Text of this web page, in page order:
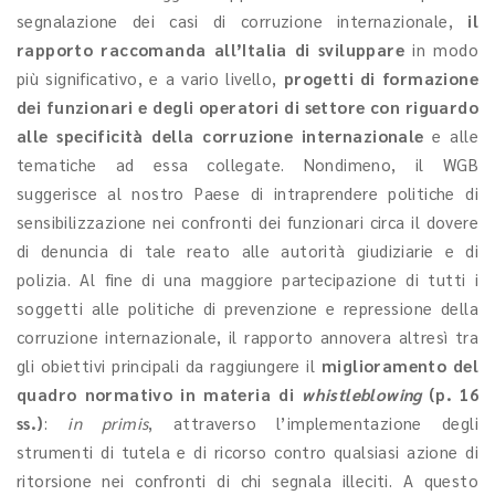
segnalazione dei casi di corruzione internazionale, il
rapporto raccomanda all’Italia di sviluppare in modo
più significativo, e a vario livello, progetti di formazione
dei funzionari e degli operatori di settore con riguardo
alle specificità della corruzione internazionale e alle
tematiche ad essa collegate. Nondimeno, il WGB
suggerisce al nostro Paese di intraprendere politiche di
sensibilizzazione nei confronti dei funzionari circa il dovere
di denuncia di tale reato alle autorità giudiziarie e di
polizia. Al fine di una maggiore partecipazione di tutti i
soggetti alle politiche di prevenzione e repressione della
corruzione internazionale, il rapporto annovera altresì tra
gli obiettivi principali da raggiungere il miglioramento del
quadro normativo in materia di whistleblowing (p. 16
ss.): in primis, attraverso l’implementazione degli
strumenti di tutela e di ricorso contro qualsiasi azione di
ritorsione nei confronti di chi segnala illeciti. A questo